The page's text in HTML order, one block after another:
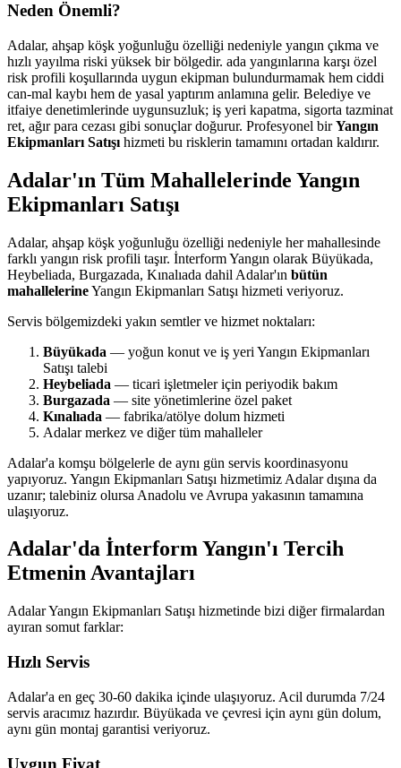
Neden Önemli?
Adalar, ahşap köşk yoğunluğu özelliği nedeniyle yangın çıkma ve
hızlı yayılma riski yüksek bir bölgedir. ada yangınlarına karşı özel
risk profili koşullarında uygun ekipman bulundurmamak hem ciddi
can-mal kaybı hem de yasal yaptırım anlamına gelir. Belediye ve
itfaiye denetimlerinde uygunsuzluk; iş yeri kapatma, sigorta tazminat
ret, ağır para cezası gibi sonuçlar doğurur. Profesyonel birYangın
Ekipmanları Satışı hizmeti bu risklerin tamamını ortadan kaldırır.
Adalar'ın Tüm Mahallelerinde Yangın
Ekipmanları Satışı
Adalar, ahşap köşk yoğunluğu özelliği nedeniyle her mahallesinde
farklı yangın risk profili taşır. İnterform Yangın olarak Büyükada,
Heybeliada, Burgazada, Kınalıada dahil Adalar'ın bütün
mahallelerineYangın Ekipmanları Satışı hizmeti veriyoruz.
Servis bölgemizdeki yakın semtler ve hizmet noktaları:
Büyükada — yoğun konut ve iş yeri Yangın Ekipmanları
Satışı talebi
Heybeliada — ticari işletmeler için periyodik bakım
Burgazada — site yönetimlerine özel paket
Kınalıada — fabrika/atölye dolum hizmeti
Adalar merkez ve diğer tüm mahalleler
Adalar'a komşu bölgelerle de aynı gün servis koordinasyonu
yapıyoruz. Yangın Ekipmanları Satışı hizmetimiz Adalar dışına da
uzanır; talebiniz olursa Anadolu ve Avrupa yakasının tamamına
ulaşıyoruz.
Adalar'da İnterform Yangın'ı Tercih
Etmenin Avantajları
Adalar Yangın Ekipmanları Satışı hizmetinde bizi diğer firmalardan
ayıran somut farklar:
Hızlı Servis
Adalar'a en geç 30-60 dakika içinde ulaşıyoruz. Acil durumda 7/24
servis aracımız hazırdır. Büyükada ve çevresi için aynı gün dolum,
aynı gün montaj garantisi veriyoruz.
Uygun Fiyat